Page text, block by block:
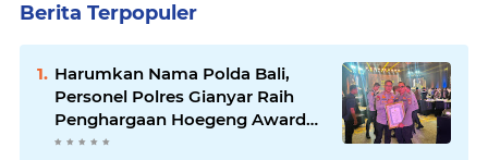
Berita Terpopuler
Harumkan Nama Polda Bali,
Personel Polres Gianyar Raih
Penghargaan Hoegeng Awards
2026